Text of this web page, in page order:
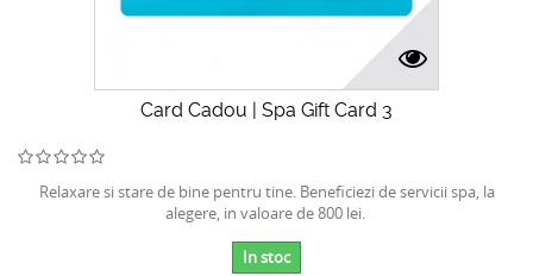
Card Cadou | Spa Gift Card 3
Relaxare si stare de bine pentru tine. Beneficiezi de servicii spa, la
alegere, in valoare de 800 lei.
In stoc